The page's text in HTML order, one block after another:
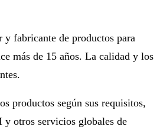
fabricante de productos para
más de 15 años. La calidad y los
productos según sus requisitos,
otros servicios globales de